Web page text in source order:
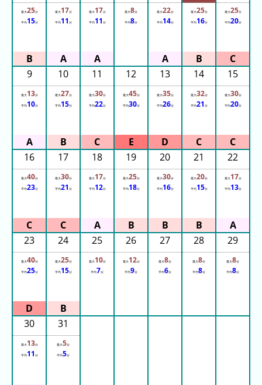
テ
ィ
マ
ス
ラ
ン
ド
八
島
シ
ー
パ
ラ
ス
那
須
最大25分
平均15分
最大17分
平均11 分
最大17分
平均11 分
最大8分
平均8分
最大22分
平均14分
最大25分
平均16分
最大25分
平均20分
9
最大13分
平均10分
10
最大27分
平均15分
11
最大30分
平均22分
12
最大45分
平均30分
13
最大35分
平均26分
14
最大32分
平均21 分
15
最大30分
平均20分
16
最大40分
平均23分
17
最大30分
平均21 分
18
最大17分
平均12分
19
最大25分
平均18分
20
最大30分
平均16分
21
最大20分
平均15分
22
最大17分
平均13分
23
最大40分
平均25分
24
最大25分
平均15分
25
最大10分
平均7分
26
最大12分
平均9分
27
最大8分
平均6分
28
最大8分
平均8分
29
最大8分
平均8分
30
最大13分
平均11 分
31
最大5分
平均5分